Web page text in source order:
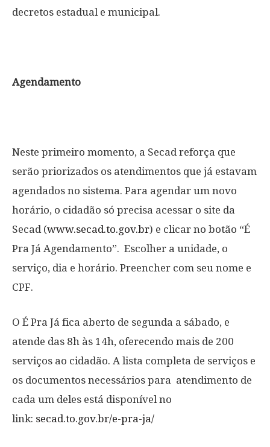
decretos estadual e municipal.
Agendamento
Neste primeiro momento, a Secad reforça que
serão priorizados os atendimentos que já estavam
agendados no sistema. Para agendar um novo
horário, o cidadão só precisa acessar o site da
Secad (www.secad.to.gov.br) e clicar no botão “É
Pra Já Agendamento”. Escolher a unidade, o
serviço, dia e horário. Preencher com seu nome e
CPF.
O É Pra Já fica aberto de segunda a sábado, e
atende das 8h às 14h, oferecendo mais de 200
serviços ao cidadão. A lista completa de serviços e
os documentos necessários para atendimento de
cada um deles está disponível no
link: secad.to.gov.br/e-pra-ja/